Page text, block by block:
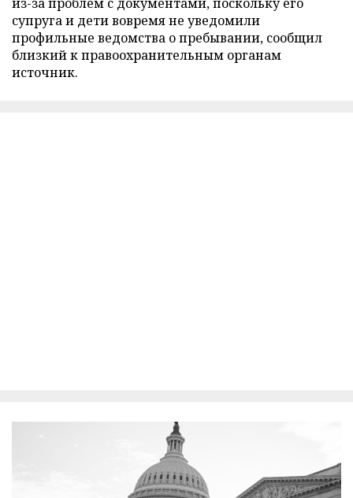
супруга и дети вовремя не уведомили
профильные ведомства о пребывании, сообщил
близкий к правоохранительным органам
источник.